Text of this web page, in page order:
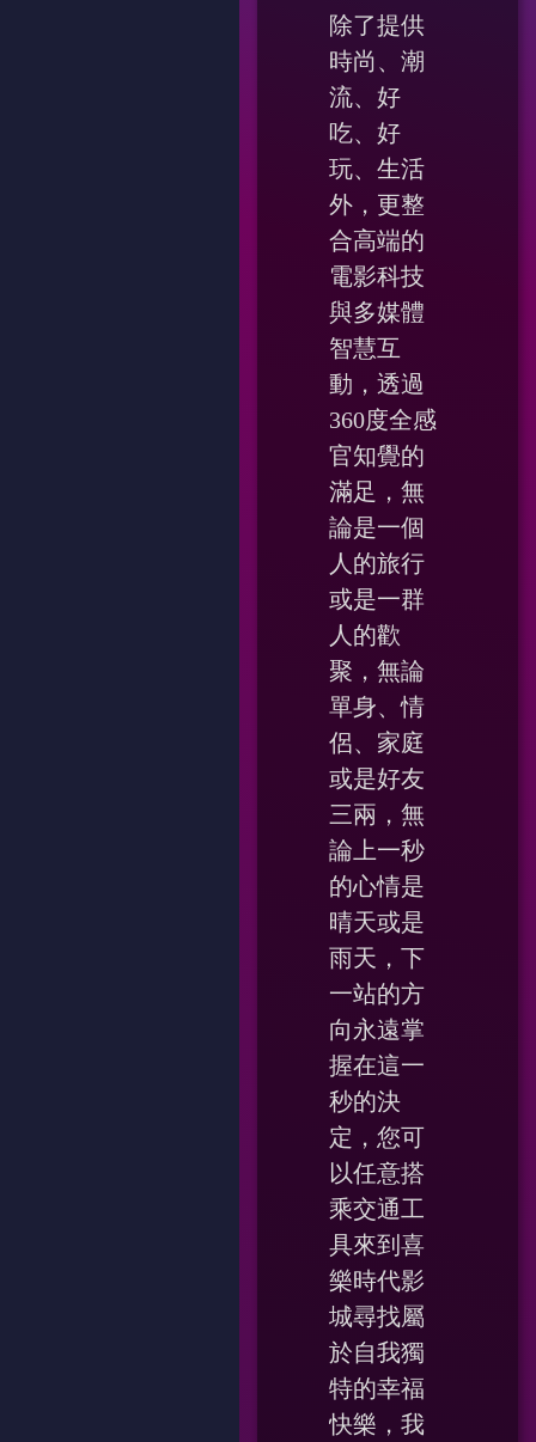
除了提供
時尚、潮
流、好
吃、好
玩、生活
外，更整
合高端的
電影科技
與多媒體
智慧互
動，透過
360度全感
官知覺的
滿足，無
論是一個
人的旅行
或是一群
人的歡
聚，無論
單身、情
侶、家庭
或是好友
三兩，無
論上一秒
的心情是
晴天或是
雨天，下
一站的方
向永遠掌
握在這一
秒的決
定，您可
以任意搭
乘交通工
具來到喜
樂時代影
城尋找屬
於自我獨
特的幸福
快樂，我